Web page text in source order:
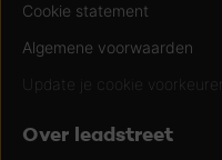
Cookie statement
Algemene voorwaarden
Update je cookie voorkeuren
Over leadstreet